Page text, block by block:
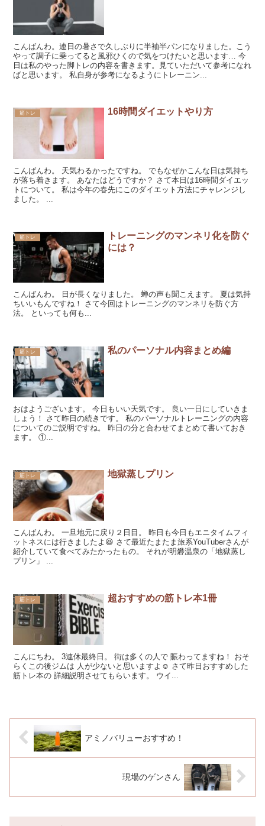
こんばんわ。連日の暑さで久しぶりに半袖半パンになりました。こう
やって調子に乗ってると風邪ひくので気をつけたいと思います… 今
日は私のやった脚トレの内容を書きます。見ていただいて参考になれ
ばと思います。 私自身が参考になるようにトレーニン...
筋トレ 16時間ダイエットやり方
こんばんわ。 天気わるかったですね。 でもなぜかこんな日は気持ち
が落ち着きます。 あなたはどうですか？ さて本日は16時間ダイエッ
トについて。 私は今年の春先にこのダイエット方法にチャレンジし
ました。 ...
筋トレ
トレーニングのマンネリ化を防ぐ
には？
こんばんわ。 日が長くなりました。 蝉の声も聞こえます。 夏は気持
ちいいもんですね！ さて今回はトレーニングのマンネリを防ぐ方
法。 といっても何も...
筋トレ 私のパーソナル内容まとめ編
おはようございます。 今日もいい天気です。 良い一日にしていきま
しょう！ さて昨日の続きです。 私のパーソナルトレーニングの内容
についてのご説明ですね。 昨日の分と合わせてまとめて書いておき
ます。 ①...
筋トレ 地獄蒸しプリン
こんばんわ。 一旦地元に戻り２日目。 昨日も今日もエニタイムフィ
ットネスには行きましたよ😆 さて最近たまたま旅系YouTuberさんが
紹介していて食べてみたかったもの。 それが明礬温泉の「地獄蒸し
プリン」 ...
筋トレ 超おすすめの筋トレ本1冊
こんにちわ。 3連休最終日。 街は多くの人で 賑わってますね！ おそ
らくこの後ジムは 人が少ないと思いますよ☺ さて昨日おすすめした
筋トレ本の 詳細説明させてもらいます。 ウイ...
アミノバリューおすすめ！
現場のゲンさん